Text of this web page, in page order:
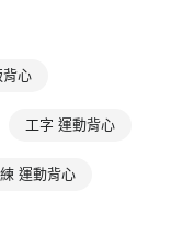
背心
工字 運動背心
運動背心